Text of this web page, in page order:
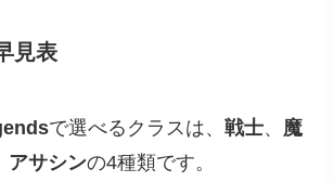
見表
で選べるクラスは、戦士、 魔
アサシンの4種類です。